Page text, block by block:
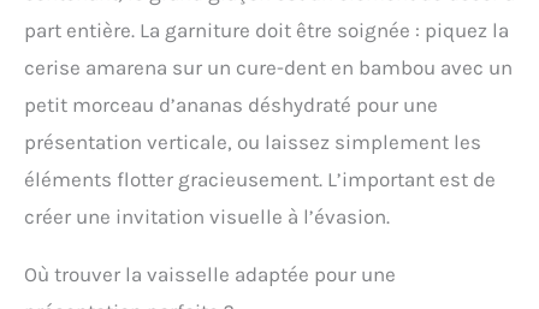
spiritueux. Avec sa
graduation 2cl et 4cl, ce
verre doseur est un
ustensile de bar
indispensable pour
chaque situation. IDÉAL
POUR CHAQUE SET DE
votre set d'accessoires
à cocktail. Le verseur
professionnels. Vous
cocktails, thé ou autres
boissons pour vos amis et
part entière. La garniture doit être soignée : piquez la
cerise amarena sur un cure-dent en bambou avec un
petit morceau d’ananas déshydraté pour une
présentation verticale, ou laissez simplement les
éléments flotter gracieusement. L’important est de
créer une invitation visuelle à l’évasion.
Où trouver la vaisselle adaptée pour une